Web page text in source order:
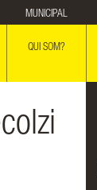
MUNICIPAL
QUI SOM?